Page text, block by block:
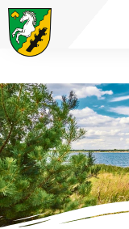
direkt zur